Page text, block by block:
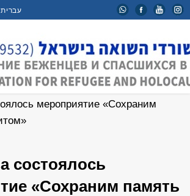
עברית
/
мероприятие «Сохраним
состоялось
«Сохраним память